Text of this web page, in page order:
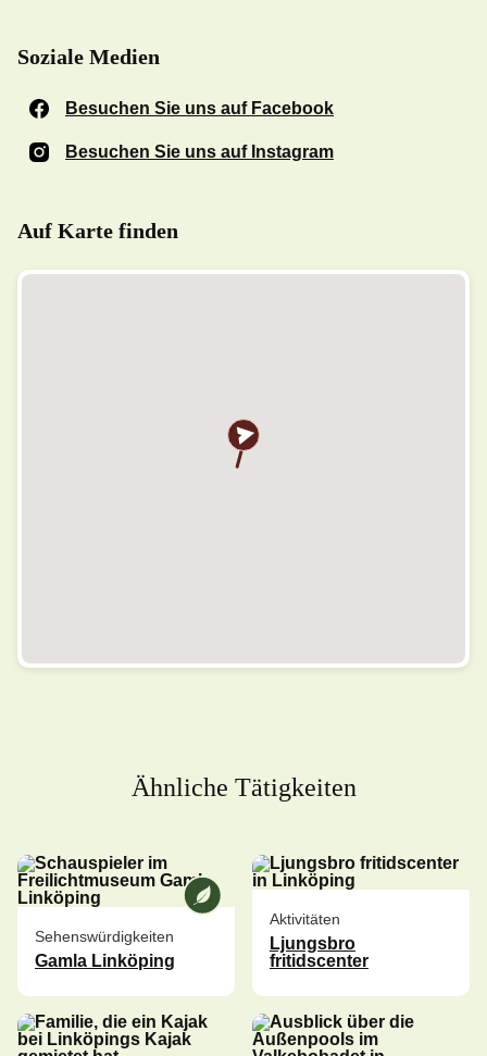
Soziale Medien
Besuchen Sie uns auf Facebook
Besuchen Sie uns auf Instagram
Auf Karte finden
Ähnliche Tätigkeiten
Wir bei [ANAME] sind ein
Sehenswürdigkeiten
Gamla Linköping
Aktivitäten
Ljungsbro
fritidscenter